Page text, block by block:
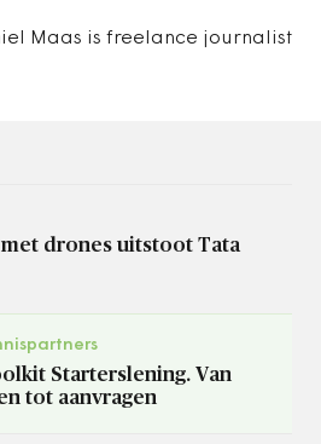
Maas is freelance journalist
drones uitstoot Tata
Starterslening. Van
tot aanvragen